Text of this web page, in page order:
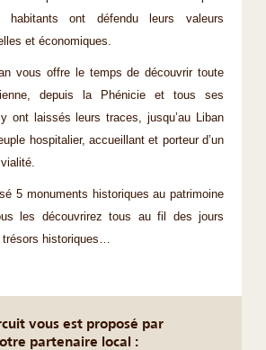
ont défendu leurs valeurs
et économiques.
vous offre le temps de découvrir toute
depuis la Phénicie et tous ses
ont laissés leurs traces, jusqu’au Liban
hospitalier, accueillant et porteur d’un
5 monuments historiques au patrimoine
les découvrirez tous au fil des jours
trésors historiques…
vous est proposé par
partenaire local :